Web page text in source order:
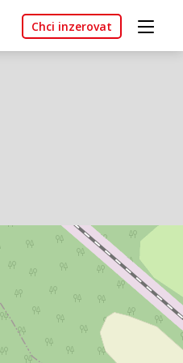
Chci inzerovat